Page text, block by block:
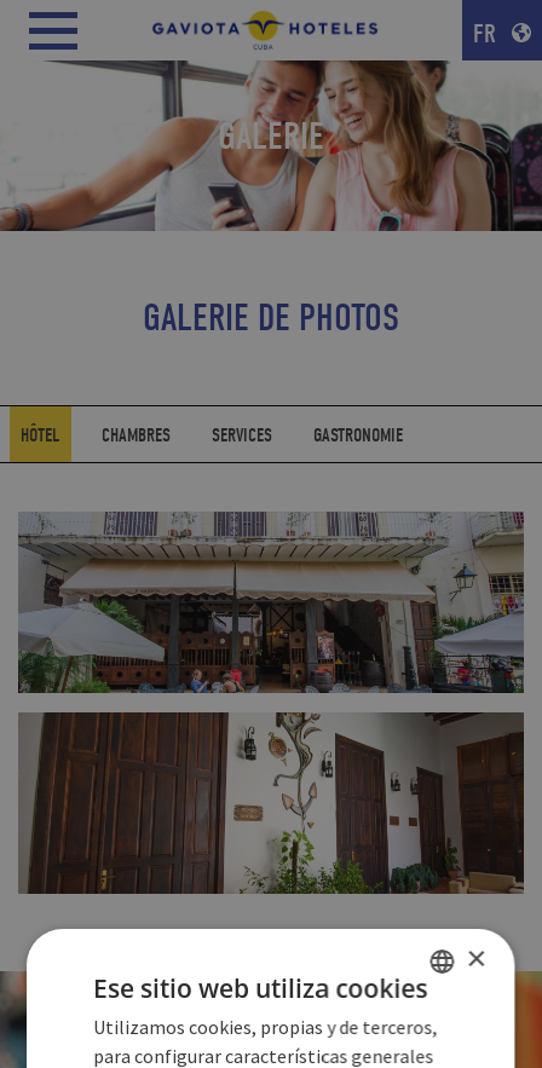
FR
GALERIE
GALERIE DE PHOTOS
HÔTEL CHAMBRES SERVICES GASTRONOMIE
FULL SIZE
ON AIME CUBA
SPANISH
×
Ese sitio web utiliza cookies
Utilizamos cookies, propias y de terceros,
para configurar características generales